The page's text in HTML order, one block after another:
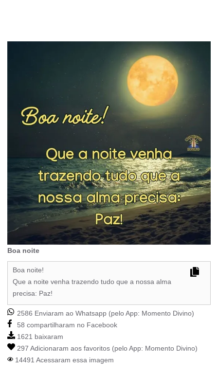
Boa noite
Boa noite!
Que a noite venha trazendo tudo que a nossa alma
precisa: Paz!
2586 Enviaram ao Whatsapp (pelo App: Momento Divino)
58 compartilharam no Facebook
1621 baixaram
297 Adicionaram aos favoritos (pelo App: Momento Divino)
14491 Acessaram essa imagem